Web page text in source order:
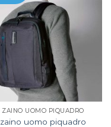
ZAINO UOMO PIQUADRO
zaino uomo piquadro